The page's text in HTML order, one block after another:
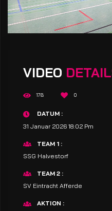
VIDEO
178 0
DATUM
31 Januar 2026 18:02 Pm
TEAM 1
SSG Halvestorf
TEAM 2
SV Eintracht Afferde
AKTION